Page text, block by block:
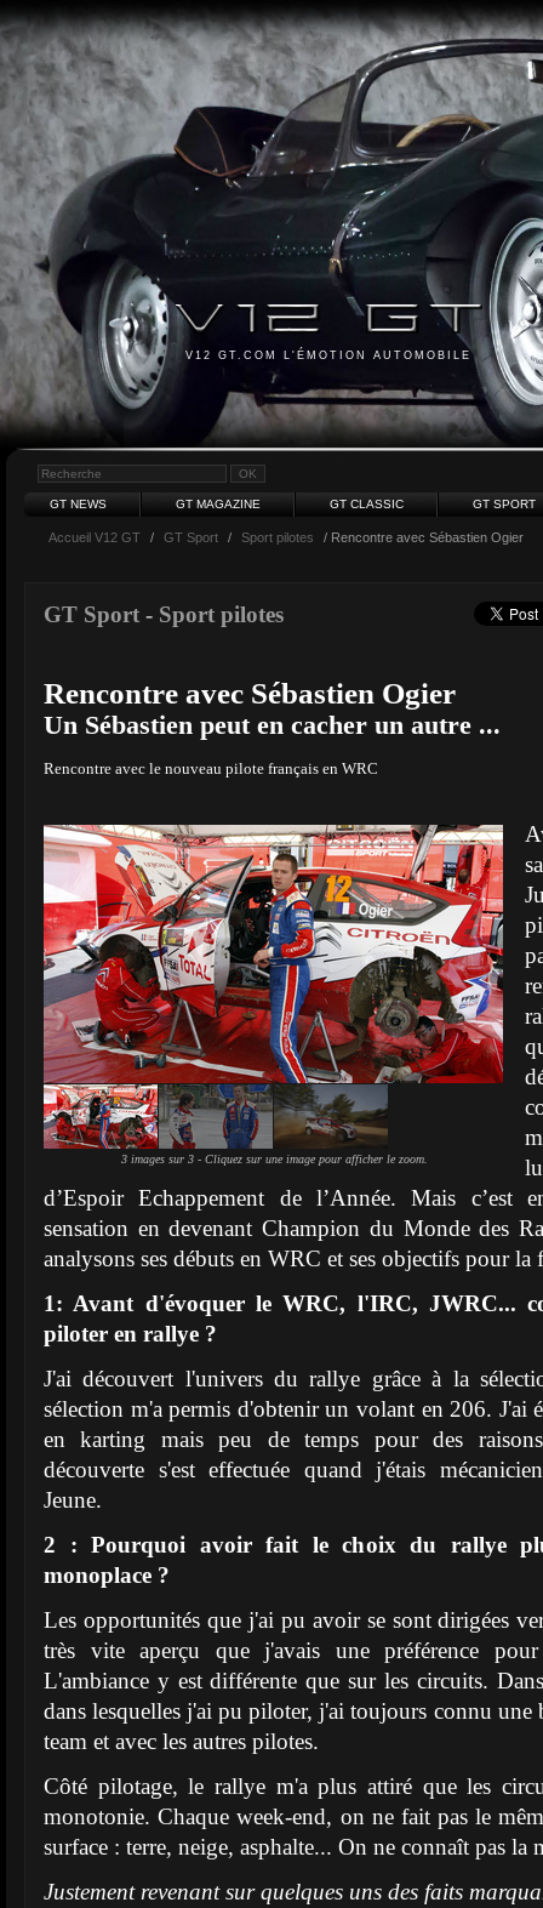
V12 GT.COM L'ÉMOTION AUTOMOBILE
GT NEWS GT MAGAZINE GT CLASSIC GT SPORT
Accueil V12 GT / GT Sport / Sport pilotes / Rencontre avec Sébastien Ogier
GT Sport - Sport pilotes
Rencontre avec Sébastien Ogier
Un Sébastien peut en cacher un autre ...
Rencontre avec le nouveau pilote français en WRC
3 images sur 3 - Cliquez sur une image pour afficher le zoom.
d’Espoir Echappement de l’Année. Mais c’est
sensation en devenant Champion du Monde des
analysons ses débuts en WRC et ses objectifs pour la
1: Avant d'évoquer le WRC, l'IRC, JWRC...
piloter en rallye ?
J'ai découvert l'univers du rallye grâce à la
sélection m'a permis d'obtenir un volant en 206. J'ai
en karting mais peu de temps pour des
découverte s'est effectuée quand j'étais
Jeune.
2 : Pourquoi avoir fait le choix du rallye
monoplace ?
Les opportunités que j'ai pu avoir se sont dirigées
très vite aperçu que j'avais une préférence
L'ambiance y est différente que sur les circuits.
dans lesquelles j'ai pu piloter, j'ai toujours connu une
team et avec les autres pilotes.
Côté pilotage, le rallye m'a plus attiré que les
monotonie. Chaque week-end, on ne fait pas le
surface : terre, neige, asphalte... On ne connaît pas la
Justement revenant sur quelques uns des faits